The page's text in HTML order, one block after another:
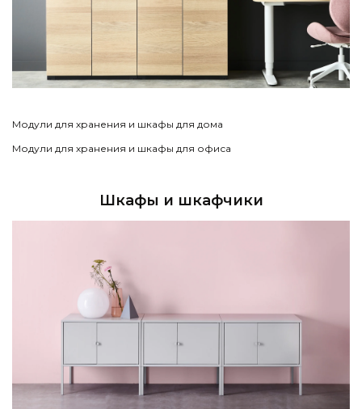
Модули для хранения и шкафы для дома
Модули для хранения и шкафы для офиса
Шкафы и шкафчики